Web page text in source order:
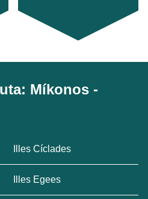
Míkonos -
Illes Cíclades
Illes Egees